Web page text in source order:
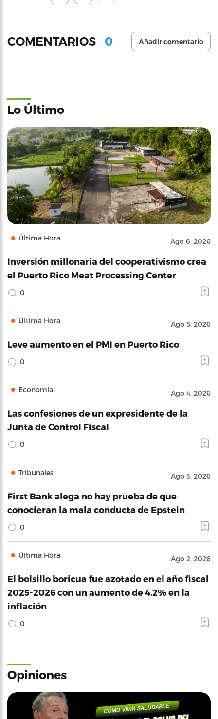
COMENTARIOS 0 Añadir comentario
Lo Último
Última Hora Ago 6, 2026
Inversión millonaria del cooperativismo crea
el Puerto Rico Meat Processing Center
0
Última Hora Ago 5, 2026
Leve aumento en el PMI en Puerto Rico
0
Economía Ago 4, 2026
Las confesiones de un expresidente de la
Junta de Control Fiscal
0
Tribunales Ago 3, 2026
First Bank alega no hay prueba de que
conocieran la mala conducta de Epstein
0
Última Hora Ago 2, 2026
El bolsillo boricua fue azotado en el año fiscal
2025-2026 con un aumento de 4.2% en la
inflación
0
Opiniones